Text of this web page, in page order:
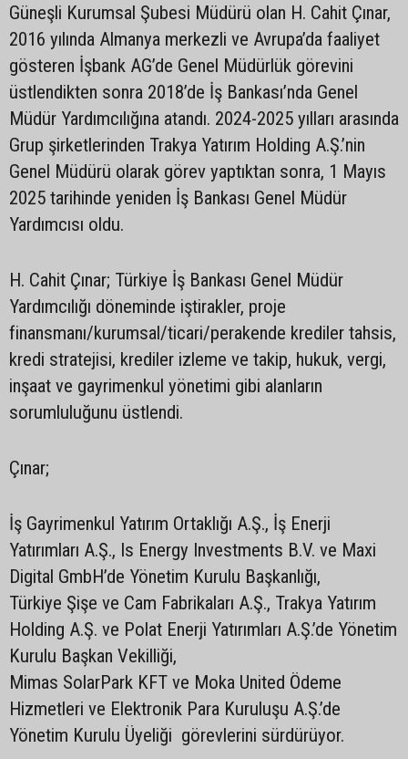
Güneşli Kurumsal Şubesi Müdürü olan H. Cahit Çınar,
2016 yılında Almanya merkezli ve Avrupa’da faaliyet
gösteren İşbank AG’de Genel Müdürlük görevini
üstlendikten sonra 2018’de İş Bankası’nda Genel
Müdür Yardımcılığına atandı. 2024-2025 yılları arasında
Grup şirketlerinden Trakya Yatırım Holding A.Ş.’nin
Genel Müdürü olarak görev yaptıktan sonra, 1 Mayıs
2025 tarihinde yeniden İş Bankası Genel Müdür
Yardımcısı oldu.
H. Cahit Çınar; Türkiye İş Bankası Genel Müdür
Yardımcılığı döneminde iştirakler, proje
finansmanı/kurumsal/ticari/perakende krediler tahsis,
kredi stratejisi, krediler izleme ve takip, hukuk, vergi,
inşaat ve gayrimenkul yönetimi gibi alanların
sorumluluğunu üstlendi.
Çınar;
İş Gayrimenkul Yatırım Ortaklığı A.Ş., İş Enerji
Yatırımları A.Ş., Is Energy Investments B.V. ve Maxi
Digital GmbH’de Yönetim Kurulu Başkanlığı,
Türkiye Şişe ve Cam Fabrikaları A.Ş., Trakya Yatırım
Holding A.Ş. ve Polat Enerji Yatırımları A.Ş.’de Yönetim
Kurulu Başkan Vekilliği,
Mimas SolarPark KFT ve Moka United Ödeme
Hizmetleri ve Elektronik Para Kuruluşu A.Ş.’de
Yönetim Kurulu Üyeliği görevlerini sürdürüyor.